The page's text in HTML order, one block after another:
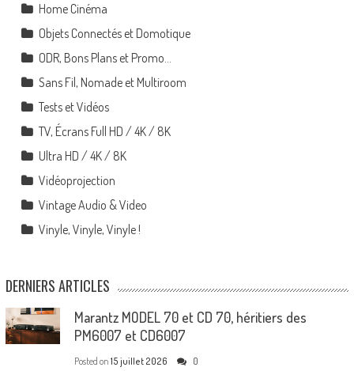
Home Cinéma
Objets Connectés et Domotique
ODR, Bons Plans et Promo…
Sans Fil, Nomade et Multiroom
Tests et Vidéos
TV, Écrans Full HD / 4K / 8K
Ultra HD / 4K / 8K
Vidéoprojection
Vintage Audio & Video
Vinyle, Vinyle, Vinyle !
DERNIERS ARTICLES
Marantz MODEL 70 et CD 70, héritiers des
PM6007 et CD6007
Posted on 15 juillet 2026 0